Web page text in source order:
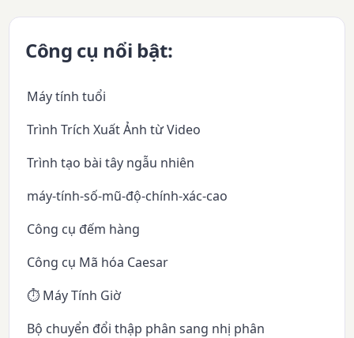
Công cụ nổi bật:
Máy tính tuổi
Trình Trích Xuất Ảnh từ Video
Trình tạo bài tây ngẫu nhiên
máy-tính-số-mũ-độ-chính-xác-cao
Công cụ đếm hàng
Công cụ Mã hóa Caesar
⏱️ Máy Tính Giờ
Bộ chuyển đổi thập phân sang nhị phân